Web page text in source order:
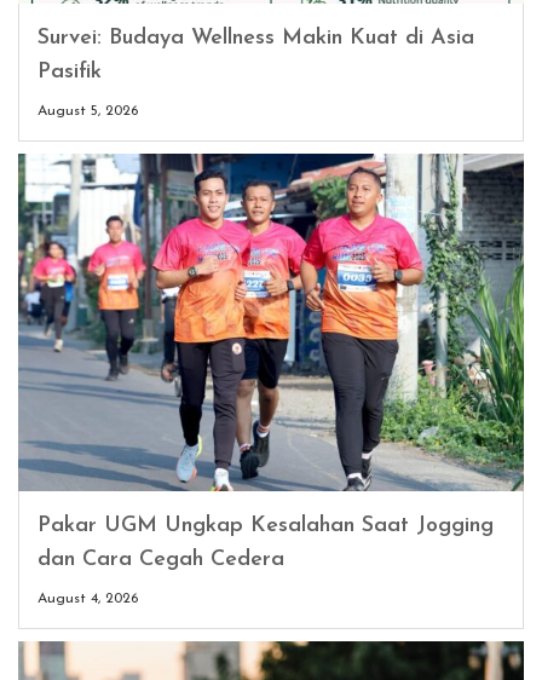
Survei: Budaya Wellness Makin Kuat di Asia
Pasifik
August 5, 2026
Pakar UGM Ungkap Kesalahan Saat Jogging
dan Cara Cegah Cedera
August 4, 2026